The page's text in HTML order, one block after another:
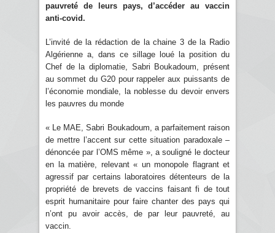
pauvreté de leurs pays, d’accéder au vaccin
anti-covid.
L’invité de la rédaction de la chaine 3 de la Radio
Algérienne a, dans ce sillage loué la position du
Chef de la diplomatie, Sabri Boukadoum, présent
au sommet du G20 pour rappeler aux puissants de
l’économie mondiale, la noblesse du devoir envers
les pauvres du monde
« Le MAE, Sabri Boukadoum, a parfaitement raison
de mettre l’accent sur cette situation paradoxale –
dénoncée par l’OMS même », a souligné le docteur
en la matière, relevant « un monopole flagrant et
agressif par certains laboratoires détenteurs de la
propriété de brevets de vaccins faisant fi de tout
esprit humanitaire pour faire chanter des pays qui
n’ont pu avoir accès, de par leur pauvreté, au
vaccin.